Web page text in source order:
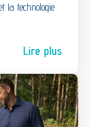
la technologie
Lire plus